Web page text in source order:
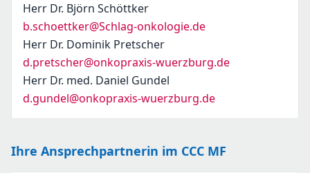
Herr Dr. Björn Schöttker
b.schoettker@Schlag-onkologie.de
Herr Dr. Dominik Pretscher
d.pretscher@onkopraxis-wuerzburg.de
Herr Dr. med. Daniel Gundel
d.gundel@onkopraxis-wuerzburg.de
Ihre Ansprechpartnerin im CCC MF